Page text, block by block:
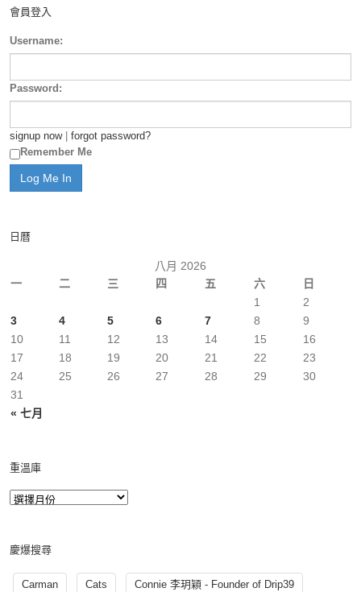
會員登入
Username:
Password:
signup now| forgot password?
Remember Me
日曆
八月 2026
一
二 三 四 五 六 日
« 七月
1
2
3
4 5 6 7 8
9
10
11 12 13 14 15
16
17
18 19 20 21 22
23
24
25 26 27 28 29
30
31
重溫庫
慶爆搜尋
Carman Cats Connie 李玥穎 - Founder of Drip39